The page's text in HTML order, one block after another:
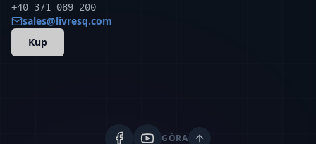
+40 371-089-200
sales@livresq.com
Kup
GÓRA